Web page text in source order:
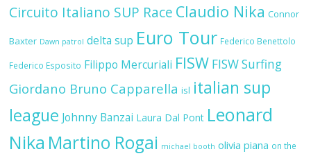
Circuito Italiano SUP Race Claudio Nika Connor
Baxter Dawn patrol delta sup Euro Tour Federico Benettolo
Federico Esposito Filippo Mercuriali FISW FISW Surfing
Giordano Bruno Capparella isl italian sup
league Johnny Banzai Laura Dal Pont Leonard
Nika Martino Rogai michael booth olivia piana on the